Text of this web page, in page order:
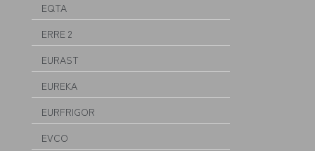
EQTA
ERRE 2
EURAST
EUREKA
EURFRIGOR
EVCO